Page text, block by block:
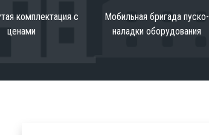
комплектация с
ценами
Мобильная бригада пуско-
наладки оборудования